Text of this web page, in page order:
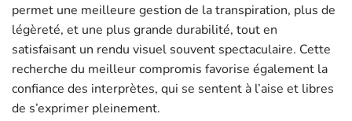
permet une meilleure gestion de la transpiration, plus de
légèreté, et une plus grande durabilité, tout en
satisfaisant un rendu visuel souvent spectaculaire. Cette
recherche du meilleur compromis favorise également la
confiance des interprètes, qui se sentent à l’aise et libres
de s’exprimer pleinement.